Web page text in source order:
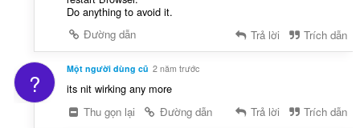
Do anything to avoid it.
Đường dẫn
Trả lời Trích dẫn
? Một người dùng cũ 2 năm trước
its nit wirking any more
Thu gọn lại
Đường dẫn Trả lời Trích dẫn